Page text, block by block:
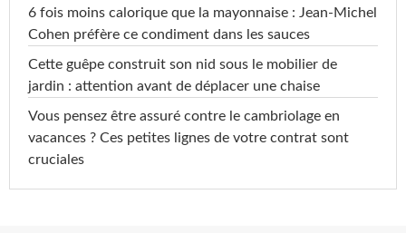
6 fois moins calorique que la mayonnaise : Jean-Michel
Cohen préfère ce condiment dans les sauces
Cette guêpe construit son nid sous le mobilier de
jardin : attention avant de déplacer une chaise
Vous pensez être assuré contre le cambriolage en
vacances ? Ces petites lignes de votre contrat sont
cruciales